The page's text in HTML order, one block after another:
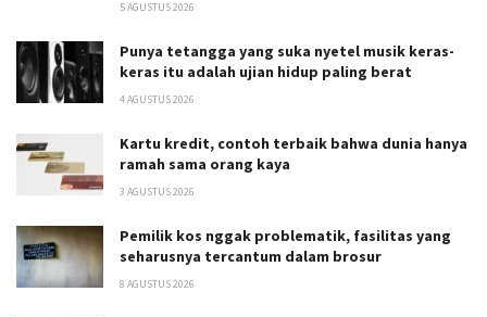
5 AGUSTUS 2026
Punya tetangga yang suka nyetel musik keras-
keras itu adalah ujian hidup paling berat
4 AGUSTUS 2026
Kartu kredit, contoh terbaik bahwa dunia hanya
ramah sama orang kaya
3 AGUSTUS 2026
Pemilik kos nggak problematik, fasilitas yang
seharusnya tercantum dalam brosur
8 AGUSTUS 2026